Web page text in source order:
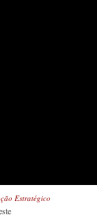
Estratégico